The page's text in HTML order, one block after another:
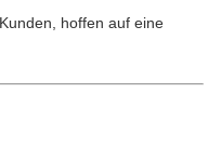
hoffen auf eine